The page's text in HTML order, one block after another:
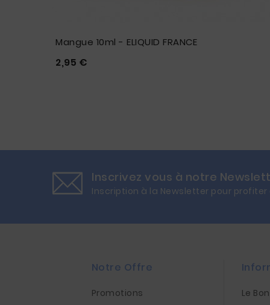
Mangue 10ml - ELIQUID FRANCE
 
2,95 €
Inscrivez vous à notre
Inscription à la Newsletter pour
Notre Offre
Promotions
Le